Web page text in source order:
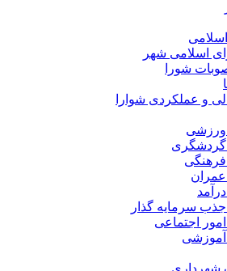
اسلامی شهر
شورا
و عملکردی شوارا
ورزشی
گردشگری
فرهنگی
عمران
جذب سرمایه گذار
اجتماعی
آموزشی